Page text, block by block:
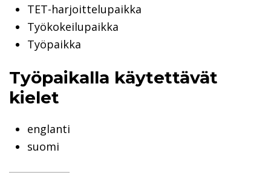
TET-harjoittelupaikka
Työkokeilupaikka
Työpaikka
Työpaikalla käytettävät
kielet
englanti
suomi